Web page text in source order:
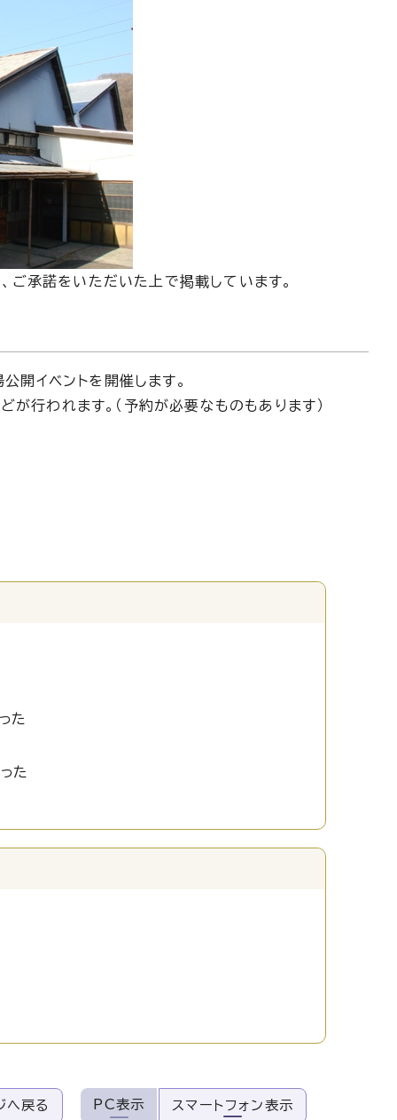
ご承諾をいただいた上で掲載しています。
開イベントを開催します。
が行われます。（予約が必要なものもあります）
た
た
へ戻る PC表示 スマートフォン表示